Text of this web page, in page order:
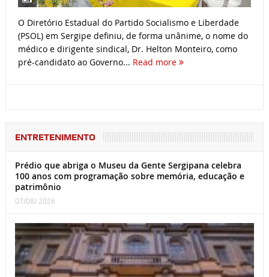
O Diretório Estadual do Partido Socialismo e Liberdade
(PSOL) em Sergipe definiu, de forma unânime, o nome do
médico e dirigente sindical, Dr. Helton Monteiro, como
pré-candidato ao Governo... Read more
ENTRETENIMENTO
Prédio que abriga o Museu da Gente Sergipana celebra
100 anos com programação sobre memória, educação e
patrimônio
07/08/ 2026